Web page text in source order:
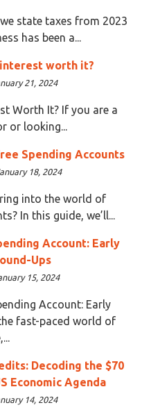
state taxes from 2023
has been a...
interest worth it?
21, 2024
Worth It? If you are a
or looking...
Spending Accounts
18, 2024
into the world of
In this guide, we’ll...
Account: Early
Ups
15, 2024
Account: Early
fast-paced world of
Decoding the $70
Economic Agenda
14, 2024